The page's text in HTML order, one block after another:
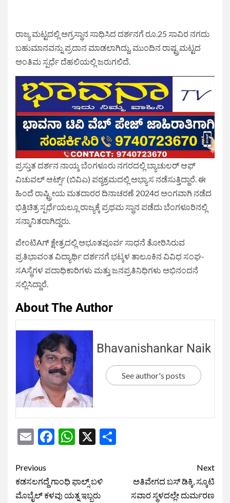
ರಾಜ್ಯ ಮಟ್ಟದಲ್ಲಿ ಅಗ್ರಸ್ಥಾನ ಸಾಧಿಸಿದ ದರ್ಶನಗೆ ರೂ.25 ಸಾವಿರ ನಗದು
ಬಹುಮಾನವನ್ನು ಪ್ರದಾನ ಮಾಡಲಾಗಿದ್ದು, ಮುಂದಿನ ರಾಷ್ಟ್ರಮಟ್ಟದ
ಅಂತಿಮ ಸ್ಪರ್ಧೆ ದೆಹಲಿಯಲ್ಲಿ ಜರುಗಲಿದೆ.
ಪ್ರಸ್ತುತ ದರ್ಶನ ನಾಯ್ಕ ಬೆಂಗಳೂರು ನಗರದಲ್ಲಿ ಬ್ಯಾಚುಲರ್ ಆಫ್
ವಿಚುವಲ್ ಆರ್ಟ್ಸ್ (ಬಿವಿಎ) ಪಠ್ಯಕ್ರಮದಲ್ಲಿ ಅಭ್ಯಾಸ ನಡೆಸುತ್ತಿದ್ದಾರೆ. ಈ
ಹಿಂದೆ ರಾಷ್ಟ್ರೀಯ ಮತದಾರರ ದಿನಾಚರಣೆ 2024ರ ಅಂಗವಾಗಿ ನಡೆದ
ಭಿತ್ತಿಚಿತ್ರ ಸ್ಪರ್ಧೆಯಲ್ಲೂ ರಾಜ್ಯಕ್ಕೆ ಪ್ರಥಮ ಸ್ಥಾನ ಪಡೆದು ಬೆಂಗಳೂರಿನಲ್ಲಿ
ಸನ್ಮಾನಿತರಾಗಿದ್ದರು.
ಪೇಂಟಿAಗ್ ಕ್ಷೇತ್ರದಲ್ಲಿ ಅಭೂತಪೂರ್ವ ಸಾಧನೆ ತೋರಿಸಿರುವ
ಪ್ರತಿಭಾವಂತ ವಿದ್ಯಾರ್ಥಿ ದರ್ಶನಗೆ ಭಟ್ಕಳ ತಾಲೂಕಿನ ವಿವಿಧ ಸಂಘ-
ಸAಸ್ಥೆಗಳ ಪದಾಧಿಕಾರಿಗಳು ಮತ್ತು ಜನಪ್ರತಿನಿಧಿಗಳು ಅಭಿನಂದನೆ
ಸಲ್ಲಿಸಿದ್ದಾರೆ.
About The Author
Bhavanishankar Naik
See author's posts
EmailFacebook
WhatsApp
X
Previous
ಕಡಸಲಗದ್ದೆ ಗಾಂಧಿ ಫಾಲ್ಸ್ ಬಳಿ
ಮೊಬೈಲ್ ಕಳವು ಯತ್ನ ಇಬ್ಬರು
Next
ಅತಿವೇಗದ ಬಸ್ ಡಿಕ್ಕಿ, ಸ್ಕೂಟಿ
ಸವಾರ ಸ್ಥಳದಲ್ಲೇ ದುರ್ಮರಣ